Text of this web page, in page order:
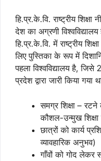
हि.प्र.के.वि. राष्ट्रीय शिक्षा
देश का अग्रणी विश्वविद्यालय
हि.प्र.के.वि. में राष्ट्रीय
लिए पुस्तिका के रूप में
पहला विश्वविद्यालय है,
प्रदेश द्वारा जारी किया गया
समग्र शिक्षा –
कौशल-उन्मुख
छात्रों को कार्य
व्यावहारिक अनुभव)
गाँवों को गोद लेकर